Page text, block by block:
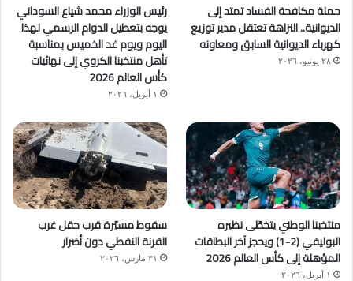
حملة مكافحة الفساد تمتد إلى
الديوانية.. النزاهة تعتقل مدير توزيع
كهرباء الديوانية السابق ومعاونه
٢٨ يونيو، ٢٠٢٦
رئيس الوزراء محمد شياع السوداني
يوجه بتعطيل الدوام الرسمي لهذا
اليوم ويوم غد الخميس بمناسبة
تأهل منتخبنا الكروي إلى نهائيات
كأس العالم 2026
١ أبريل، ٢٠٢٦
منتخبنا الوطني يتخطّى نظيره
البوليفي (2-1) ويحجز آخر البطاقات
المؤهلة إلى كأس العالم 2026
١ أبريل، ٢٠٢٦
سقوط مسيّرة قرب حقل غرب
القرنة النفطي دون أضرار
٣١ مارس، ٢٠٢٦